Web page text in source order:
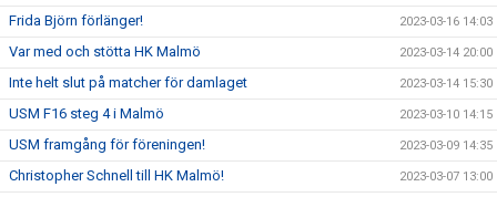
Frida Björn förlänger! 2023-03-16 14:03
Var med och stötta HK Malmö 2023-03-14 20:00
Inte helt slut på matcher för damlaget 2023-03-14 15:30
USM F16 steg 4 i Malmö 2023-03-10 14:15
USM framgång för föreningen! 2023-03-09 14:35
Christopher Schnell till HK Malmö! 2023-03-07 13:00